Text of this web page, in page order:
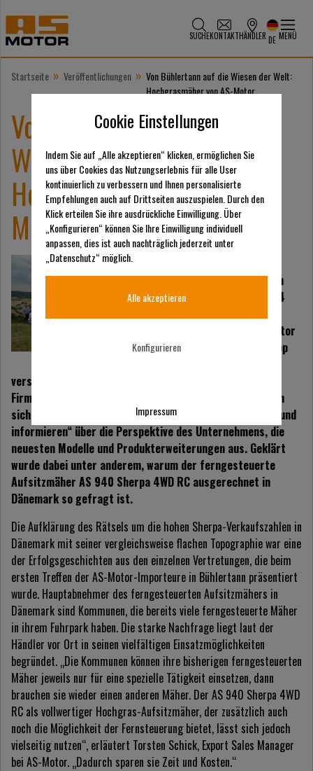
SUCHEKONTAKTHÄNDLER DE MENÜ
Startseite » Veröffentlichungen » Von Bühlertann auf die Wiesen der Welt:
Hochgrasmäher von AS-Motor
Von Bühlertann auf die
Wiesen der Welt:
Hochgrasmäher von AS-
Motor
Großbritannien, von den
USA bis Südkorea: In 34
Hochgrasmäher AS-Motor
offiziell erhältlich. Knapp
verschiedenen Ländern trafen nun erstmals Ende Juli am
Firmensitz in Bühlertann zusammen. Zwei Tage tauschten
sich die Teilnehmer unter dem Motto „Zusammenführen und
informieren“ über die Perspektive des Unternehmens, die
neuesten Modelle und Produkterweiterungen aus. Geklärt
wurde dabei unter anderem, warum der ferngesteuerte
Aufsitzmäher AS 940 Sherpa 4WD RC ausgerechnet in
Dänemark so gefragt ist.
Die Aufklärung des Rätsels um die hohen Sherpa-Verkaufszahlen in
Dänemark mit seiner vergleichsweise flachen Topographie war eine
der Erfolgsgeschichten aus den einzelnen Vertretungen, die beim
ersten Treffen der AS-Motor-Importeure in Bühlertann präsentiert
wurde. Hauptabnehmer des ferngesteuerten Aufsitzmähers in
Dänemark sind Kommunen, die bereits viele ferngesteuerte Mäher
in ihrem Fuhrpark haben. Die starke Nachfrage liegt laut der
Händler vor Ort in seinen vielfältigen Einsatzmöglichkeiten
begründet. „Die Kommunen können ihre bisherigen ferngesteuerten
Mäher jeweils nur für eine spezielle Tätigkeit einsetzen, dann
brauchen sie wieder einen anderen Mäher. Der AS 940 Sherpa 4WD
RC als vollwertiger Hochgras-Aufsitzmäher, der zusätzlich auch
noch die Möglichkeit der Fernsteuerung bietet, lässt sich jedoch
vielseitig nutzen“, erläutert Torsten Schick, Export Sales Manager
bei AS-Motor. „Dadurch sparen sie Zeit und Kosten.“
Cookie Einstellungen
Indem Sie auf „Alle akzeptieren“ klicken, ermöglichen Sie
uns über Cookies das Nutzungserlebnis für alle User
kontinuierlich zu verbessern und Ihnen personalisierte
Empfehlungen auch auf Drittseiten auszuspielen. Durch den
Klick erteilen Sie ihre ausdrückliche Einwilligung. Über
„Konfigurieren“ können Sie Ihre Einwilligung individuell
anpassen, dies ist auch nachträglich jederzeit unter
„Datenschutz“ möglich.
Alle akzeptieren
Konfigurieren
Impressum